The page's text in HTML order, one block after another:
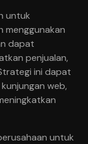
untuk
menggunakan
dapat
penjualan,
ini dapat
web,
untuk